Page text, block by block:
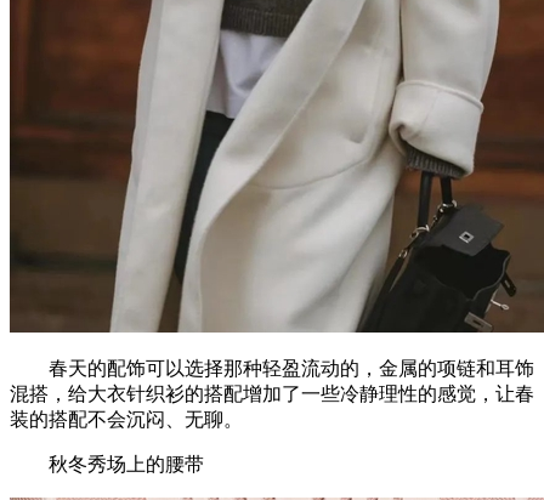
春天的配饰可以选择那种轻盈流动的，金属的项链和耳饰
混搭，给大衣针织衫的搭配增加了一些冷静理性的感觉，让春
装的搭配不会沉闷、无聊。
秋冬秀场上的腰带